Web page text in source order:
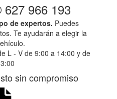
627 966 193
de expertos. Puedes
Te ayudarán a elegir la
L - V de 9:00 a 14:00 y de
sin compromiso